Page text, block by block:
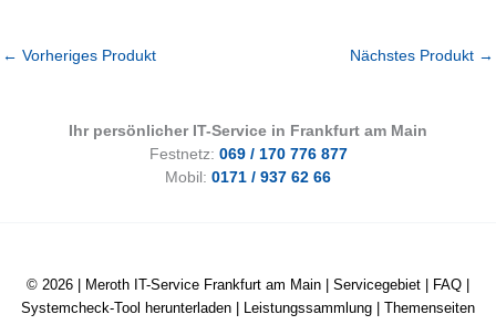
← Vorheriges Produkt Nächstes Produkt →
Ihr persönlicher IT-Service in Frankfurt am Main
Festnetz: 069 / 170 776 877
Mobil: 0171 / 937 62 66
© 2026 | Meroth IT-Service Frankfurt am Main Servicegebiet FAQ
Systemcheck-Tool herunterladen
Leistungssammlung Themenseiten